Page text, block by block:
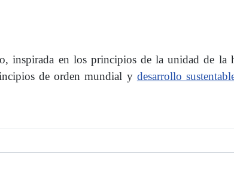
inspirada en los principios de la unidad de la
de orden mundial y desarrollo